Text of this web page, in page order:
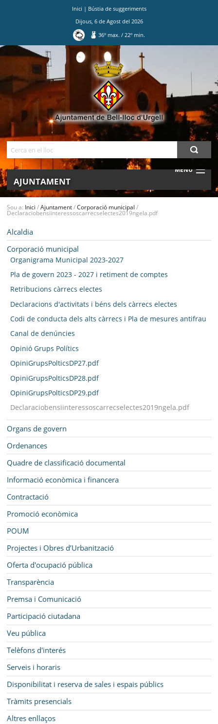
Inici | Bústia de suggeriments
Dijous, 6de Agostdel 2026
36º max./ 22º min.
MENU
AJUNTAMENT
BELL-LLOC SOLUCIONA
Sou a: Inici /Ajuntament/Corporació municipal /
Declaraciobensiinteressoscarrecselectes2019ngela.pdf
Alcaldia
Corporació municipal
Organigrama Municipal 2023-2027
Pla de govern 2023 - 2027 i retiment de comptes
Retribucions càrrecs electes
Declaracions d'activitats i béns dels càrrecs electes
Codi de conducta dels alts càrrecs i Pla de mesures antifrau
Canal de denúncies
Opinió Grups Polítics
OpiniGrupsPolticsDP27.pdf
OpiniGrupsPolticsDP28.pdf
OpiniGrupsPolticsDP29.pdf
Declaraciobensiinteressoscarrecselectes2019ngela.pdf
Organs de govern
Ordenances
Quadre de classificació documental
Informació econòmica i financera
Contractació
Promoció econòmica
POUM
Projectes i Obres d’Urbanització
Oferta d'ocupació pública
Transparència
Premsa i Comunicació
Participació ciutadana
Veu pública
Telèfons d'interés
Serveis i horaris
Disponibilitat i reserva de sales i espais públics
Tràmits presencials
Altres enllaços